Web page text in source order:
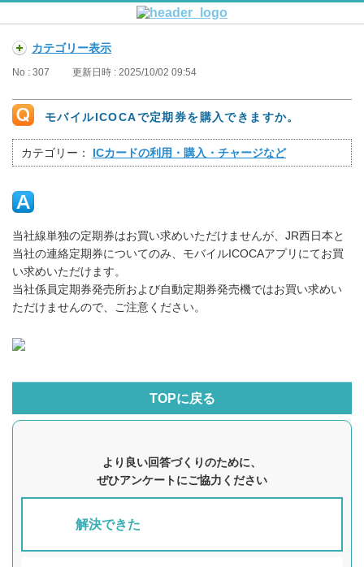
カテゴリー表示
No : 307 更新日時 : 2025/10/02 09:54
モバイルICOCAで定期券を購入できますか。
カテゴリー： ICカードの利用・購入・チャージなど
当社線単独の定期券はお買い求めいただけませんが、JR西日本と
当社の連絡定期券についてのみ、モバイルICOCAアプリにてお買
い求めいただけます。
当社係員定期券発売所および自動定期券発売機ではお買い求めい
ただけませんので、ご注意ください。
TOPに戻る
より良い回答づくりのために、
ぜひアンケートにご協力ください
解決できた